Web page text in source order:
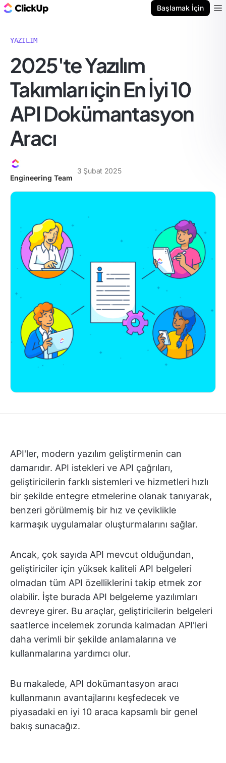
Başlamak İçin
YAZILIM
2025'te Yazılım
Takımları için En İyi 10
API Dokümantasyon
Aracı
Engineering Team
3 Şubat 2025
API'ler, modern yazılım geliştirmenin can
damarıdır. API istekleri ve API çağrıları,
geliştiricilerin farklı sistemleri ve hizmetleri hızlı
bir şekilde entegre etmelerine olanak tanıyarak,
benzeri görülmemiş bir hız ve çeviklikle
karmaşık uygulamalar oluşturmalarını sağlar.
Ancak, çok sayıda API mevcut olduğundan,
geliştiriciler için yüksek kaliteli API belgeleri
olmadan tüm API özelliklerini takip etmek zor
olabilir. İşte burada API belgeleme yazılımları
devreye girer. Bu araçlar, geliştiricilerin belgeleri
saatlerce incelemek zorunda kalmadan API'leri
daha verimli bir şekilde anlamalarına ve
kullanmalarına yardımcı olur.
Bu makalede, API dokümantasyon aracı
kullanmanın avantajlarını keşfedecek ve
piyasadaki en iyi 10 araca kapsamlı bir genel
bakış sunacağız.